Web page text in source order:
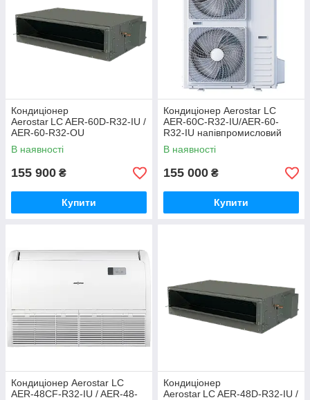
Кондиціонер
Aerostar LC AER‑60D‑R32‑IU /
AER‑60‑R32‑OU
напівпромисловий канальний
В наявності
155 900 ₴
Купити
Кондиціонер Aerostar LC
AER-60C-R32-IU/AER-60-
R32-IU напівпромисловий
касетний
В наявності
155 000 ₴
Купити
Кондиціонер Aerostar LC
AER-48CF-R32-IU / AER-48-
Кондиціонер
Aerostar LC AER‑48D‑R32‑IU /